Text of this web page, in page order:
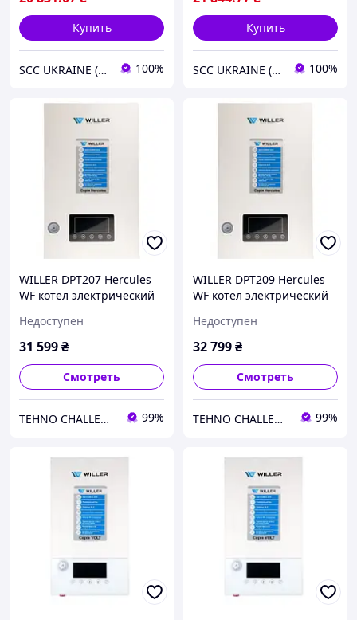
Купить
SCC UKRAINE (МАККОН) 100%
Купить
SCC UKRAINE (МАККОН) 100%
WILLER DPT207 Hercules
WF котел электрический
Недоступен
31 599₴
Смотреть
TEHNO CHALLENGE 99%
WILLER DPT209 Hercules
WF котел электрический
Недоступен
32 799₴
Смотреть
TEHNO CHALLENGE 99%